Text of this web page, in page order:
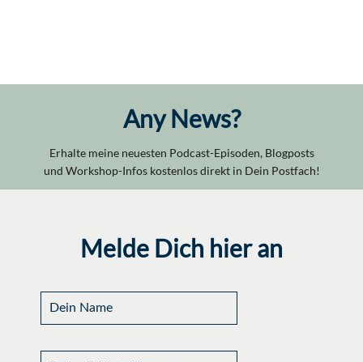
Any News?
Erhalte meine neuesten Podcast-Episoden, Blogposts
und Workshop-Infos kostenlos direkt in Dein Postfach!
Melde Dich hier an